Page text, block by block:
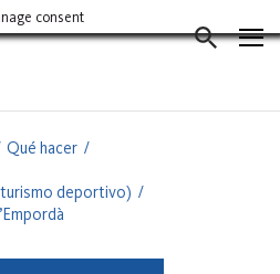
Qué hacer
deportivo)
consent